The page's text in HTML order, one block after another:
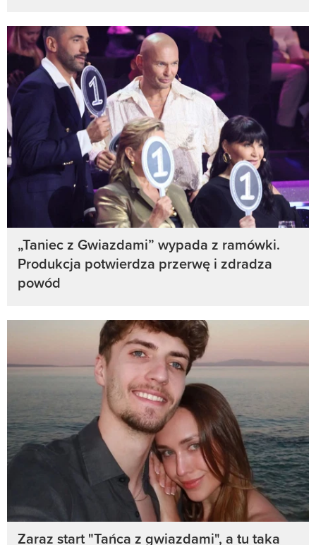
„Taniec z Gwiazdami” wypada z ramówki.
Produkcja potwierdza przerwę i zdradza
powód
Zaraz start "Tańca z gwiazdami", a tu taka